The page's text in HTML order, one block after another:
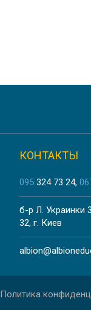
КОНТАКТЫ
095 324 73 24
б-р Л. Украинки
32, г. Киев
Политика